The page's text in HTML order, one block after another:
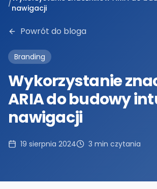
/nawigacji
Powrót do bloga
Branding
Wykorzystanie
ARIA do budowy
nawigacji
19 sierpnia 2024 3 min czytania